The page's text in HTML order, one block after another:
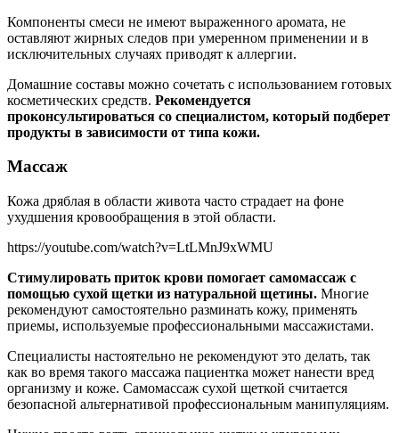
Компоненты смеси не имеют выраженного аромата, не
оставляют жирных следов при умеренном применении и в
исключительных случаях приводят к аллергии.
Домашние составы можно сочетать с использованием готовых
косметических средств. Рекомендуется
проконсультироваться со специалистом, который подберет
продукты в зависимости от типа кожи.
Массаж
Кожа дряблая в области живота часто страдает на фоне
ухудшения кровообращения в этой области.
https://youtube.com/watch?v=LtLMnJ9xWMU
Стимулировать приток крови помогает самомассаж с
помощью сухой щетки из натуральной щетины. Многие
рекомендуют самостоятельно разминать кожу, применять
приемы, используемые профессиональными массажистами.
Специалисты настоятельно не рекомендуют это делать, так
как во время такого массажа пациентка может нанести вред
организму и коже. Самомассаж сухой щеткой считается
безопасной альтернативой профессиональным манипуляциям.